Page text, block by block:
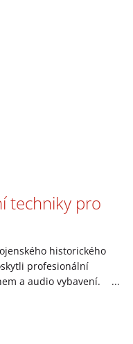
techniky pro
historického
profesionální
a audio vybavení. ...